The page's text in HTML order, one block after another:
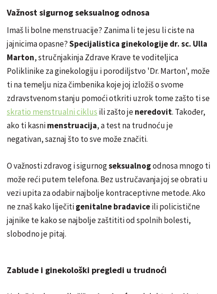
Važnost sigurnog seksualnog odnosa
Imaš li bolne menstruacije? Zanima li te jesu li ciste na
jajnicima opasne?Specijalistica ginekologije dr. sc. Ulla
Marton, stručnjakinja Zdrave Krave te voditeljica
Poliklinike za ginekologiju i porodiljstvo 'Dr. Marton', može
ti na temelju niza čimbenika koje joj izložiš o svome
zdravstvenom stanju pomoći otkriti uzrok tome zašto ti se
skratio menstrualni ciklus ili zašto jeneredovit. Također,
ako ti kasnimenstruacija, a test na trudnoću je
negativan, saznaj što to sve može značiti.
O važnosti zdravog i sigurnogseksualnogodnosa mnogo ti
može reći putem telefona. Bez ustručavanja joj se obrati u
vezi upita za odabir najbolje kontraceptivne metode. Ako
ne znaš kako liječitigenitalne bradaviceili policistične
jajnike te kako se najbolje zaštititi od spolnih bolesti,
slobodno je pitaj.
Zablude i ginekološki pregledi u trudnoći